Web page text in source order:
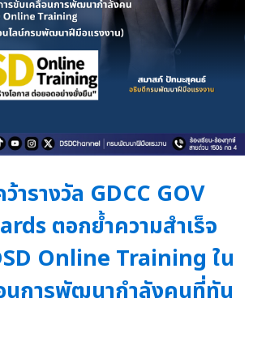
รางวัล GDCC GOV
ตอกย้ำความสำเร็จ
Online Training ใน
นการพัฒนากำลังคนที่ทัน